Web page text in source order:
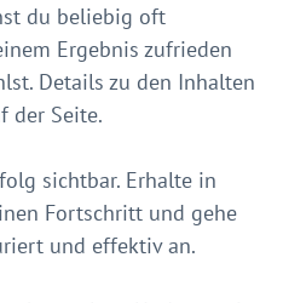
du beliebig oft
Ergebnis zufrieden
Details zu den Inhalten
der Seite.
sichtbar. Erhalte in
Fortschritt und gehe
und effektiv an.